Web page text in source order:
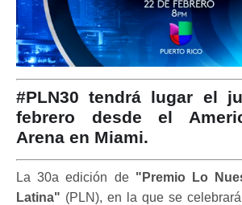
#PLN30 tendrá lugar el
febrero desde el
Arena en Miami.
La 30a edición de "Premio Lo
Latina" (PLN), en la que se